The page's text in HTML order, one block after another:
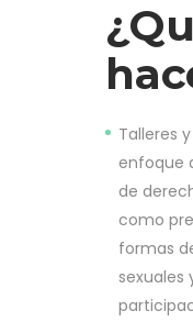
Talleres
enfoque
de
como
formas
sexuales